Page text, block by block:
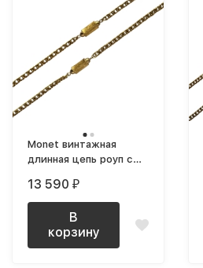
Monet винтажная
длинная цепь роуп с
позолоченная
13 590 ₽
В
корзину